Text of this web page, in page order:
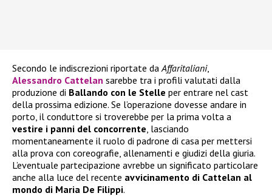
Secondo le indiscrezioni riportate da Affaritaliani,
Alessandro Cattelan sarebbe tra i profili valutati dalla
produzione di Ballando con le Stelle per entrare nel cast
della prossima edizione. Se l’operazione dovesse andare in
porto, il conduttore si troverebbe per la prima volta a
vestire i panni del concorrente , lasciando
momentaneamente il ruolo di padrone di casa per mettersi
alla prova con coreografie, allenamenti e giudizi della giuria.
L’eventuale partecipazione avrebbe un significato particolare
anche alla luce del recente avvicinamento di Cattelan al
mondo di Maria De Filippi.